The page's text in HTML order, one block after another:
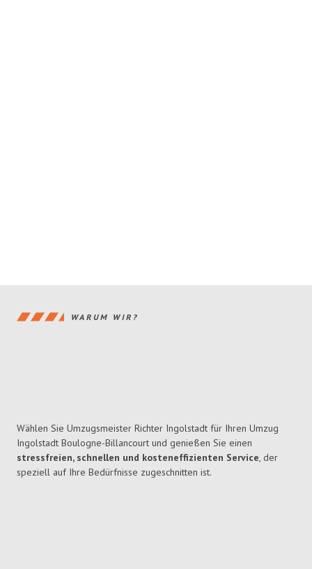
WARUM WIR?
Wählen Sie Umzugsmeister Richter Ingolstadt für Ihren Umzug
Ingolstadt Boulogne-Billancourt und genießen Sie einen
stressfreien, schnellen und kosteneffizienten Service, der
speziell auf Ihre Bedürfnisse zugeschnitten ist.